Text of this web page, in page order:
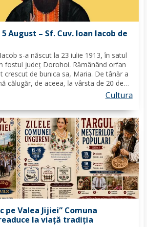
5 August – Sf. Cuv. Ioan Iacob de
s-a născut la 23 iulie 1913, în satul
fostul județ Dorohoi. Rămânând orfan
crescut de bunica sa, Maria. De tânăr a
călugăr, de aceea, la vârsta de 20 de
pașii spre Mănăstirea Neamț. La 8
Cultura
pe Valea Jijiei” Comuna
la viață tradiția